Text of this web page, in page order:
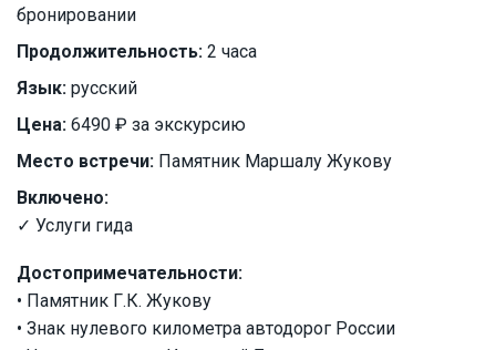
бронировании
Продолжительность: 2 часа
Язык: русский
Цена: 6490 ₽ за экскурсию
Место встречи: Памятник Маршалу Жукову
Включено:
✓ Услуги гида
Достопримечательности:
• Памятник Г.К. Жукову
• Знак нулевого километра автодорог России